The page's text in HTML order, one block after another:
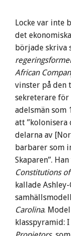
Locke var inte
det
började skriva
African
vinster på den
sekreterare för
adelsmän som
att
delarna av
barbarer som
Skaparen”.
Constitutions
kallade
Carolina.
klasspyramid: